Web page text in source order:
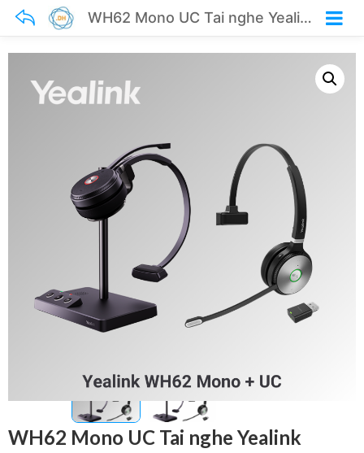
WH62 Mono UC Tai nghe Yealink không dây
WH62 Mono UC Tai nghe Yealink